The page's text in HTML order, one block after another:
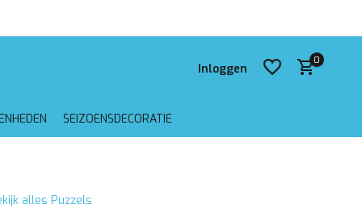
Inloggen
0
SEIZOENSDECORATIE
alles Puzzels